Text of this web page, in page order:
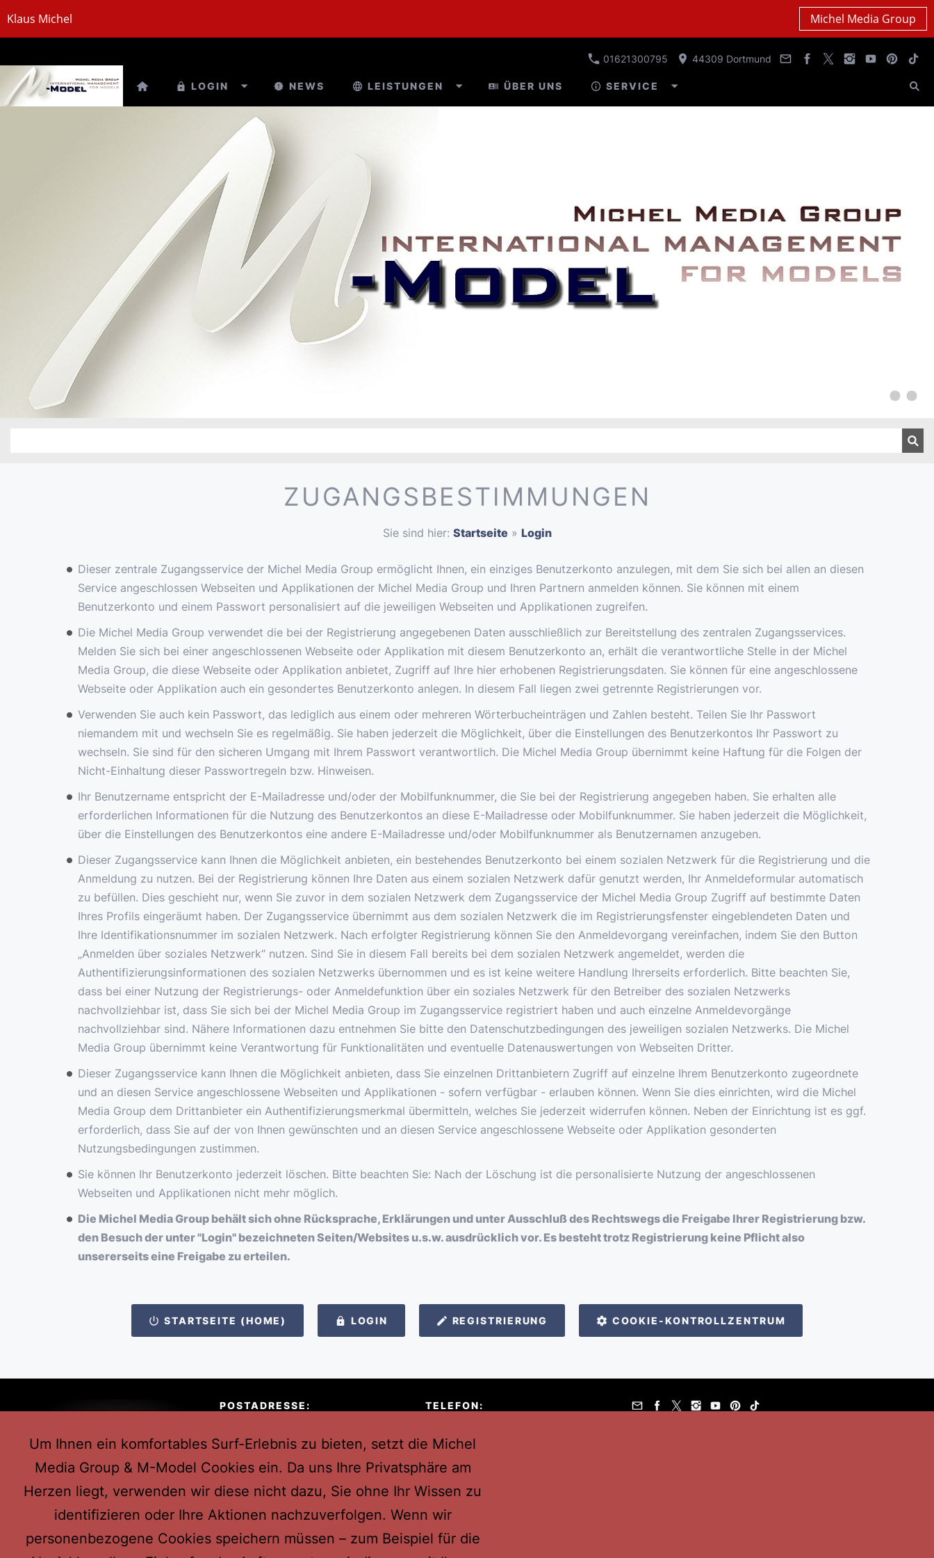
Klaus Michel Michel Media Group
01621300795 44309 Dortmund
LOGIN NEWS LEISTUNGEN ÜBER UNS SERVICE
ZUGANGSBESTIMMUNGEN
Sie sind hier: Startseite » Login
Dieser zentrale Zugangsservice der Michel Media Group ermöglicht Ihnen, ein einziges Benutzerkonto anzulegen, mit dem Sie sich bei allen an diesen
Service angeschlossen Webseiten und Applikationen der Michel Media Group und Ihren Partnern anmelden können. Sie können mit einem
Benutzerkonto und einem Passwort personalisiert auf die jeweiligen Webseiten und Applikationen zugreifen.
Die Michel Media Group verwendet die bei der Registrierung angegebenen Daten ausschließlich zur Bereitstellung des zentralen Zugangsservices.
Melden Sie sich bei einer angeschlossenen Webseite oder Applikation mit diesem Benutzerkonto an, erhält die verantwortliche Stelle in der Michel
Media Group, die diese Webseite oder Applikation anbietet, Zugriff auf Ihre hier erhobenen Registrierungsdaten. Sie können für eine angeschlossene
Webseite oder Applikation auch ein gesondertes Benutzerkonto anlegen. In diesem Fall liegen zwei getrennte Registrierungen vor.
Verwenden Sie auch kein Passwort, das lediglich aus einem oder mehreren Wörterbucheinträgen und Zahlen besteht. Teilen Sie Ihr Passwort
niemandem mit und wechseln Sie es regelmäßig. Sie haben jederzeit die Möglichkeit, über die Einstellungen des Benutzerkontos Ihr Passwort zu
wechseln. Sie sind für den sicheren Umgang mit Ihrem Passwort verantwortlich. Die Michel Media Group übernimmt keine Haftung für die Folgen der
Nicht-Einhaltung dieser Passwortregeln bzw. Hinweisen.
Ihr Benutzername entspricht der E-Mailadresse und/oder der Mobilfunknummer, die Sie bei der Registrierung angegeben haben. Sie erhalten alle
erforderlichen Informationen für die Nutzung des Benutzerkontos an diese E-Mailadresse oder Mobilfunknummer. Sie haben jederzeit die Möglichkeit,
über die Einstellungen des Benutzerkontos eine andere E-Mailadresse und/oder Mobilfunknummer als Benutzernamen anzugeben.
Dieser Zugangsservice kann Ihnen die Möglichkeit anbieten, ein bestehendes Benutzerkonto bei einem sozialen Netzwerk für die Registrierung und die
Anmeldung zu nutzen. Bei der Registrierung können Ihre Daten aus einem sozialen Netzwerk dafür genutzt werden, Ihr Anmeldeformular automatisch
zu befüllen. Dies geschieht nur, wenn Sie zuvor in dem sozialen Netzwerk dem Zugangsservice der Michel Media Group Zugriff auf bestimmte Daten
Ihres Profils eingeräumt haben. Der Zugangsservice übernimmt aus dem sozialen Netzwerk die im Registrierungsfenster eingeblendeten Daten und
Ihre Identifikationsnummer im sozialen Netzwerk. Nach erfolgter Registrierung können Sie den Anmeldevorgang vereinfachen, indem Sie den Button
„Anmelden über soziales Netzwerk“ nutzen. Sind Sie in diesem Fall bereits bei dem sozialen Netzwerk angemeldet, werden die
Authentifizierungsinformationen des sozialen Netzwerks übernommen und es ist keine weitere Handlung Ihrerseits erforderlich. Bitte beachten Sie,
dass bei einer Nutzung der Registrierungs- oder Anmeldefunktion über ein soziales Netzwerk für den Betreiber des sozialen Netzwerks
nachvollziehbar ist, dass Sie sich bei der Michel Media Group im Zugangsservice registriert haben und auch einzelne Anmeldevorgänge
nachvollziehbar sind. Nähere Informationen dazu entnehmen Sie bitte den Datenschutzbedingungen des jeweiligen sozialen Netzwerks. Die Michel
Media Group übernimmt keine Verantwortung für Funktionalitäten und eventuelle Datenauswertungen von Webseiten Dritter.
Dieser Zugangsservice kann Ihnen die Möglichkeit anbieten, dass Sie einzelnen Drittanbietern Zugriff auf einzelne Ihrem Benutzerkonto zugeordnete
und an diesen Service angeschlossene Webseiten und Applikationen - sofern verfügbar - erlauben können. Wenn Sie dies einrichten, wird die Michel
Media Group dem Drittanbieter ein Authentifizierungsmerkmal übermitteln, welches Sie jederzeit widerrufen können. Neben der Einrichtung ist es ggf.
erforderlich, dass Sie auf der von Ihnen gewünschten und an diesen Service angeschlossene Webseite oder Applikation gesonderten
Nutzungsbedingungen zustimmen.
Sie können Ihr Benutzerkonto jederzeit löschen. Bitte beachten Sie: Nach der Löschung ist die personalisierte Nutzung der angeschlossenen
Webseiten und Applikationen nicht mehr möglich.
Die Michel Media Group behält sich ohne Rücksprache, Erklärungen und unter Ausschluß des Rechtswegs die Freigabe Ihrer Registrierung bzw.
den Besuch der unter "Login" bezeichneten Seiten/Websites u.s.w. ausdrücklich vor. Es besteht trotz Registrierung keine Pflicht also
unsererseits eine Freigabe zu erteilen.
STARTSEITE (HOME) LOGIN REGISTRIERUNG COOKIE-KONTROLLZENTRUM
POSTADRESSE:
Michel Media Group
Klaus Michel
Max-Michallek-Str. 1
44309 Dortmund
TELEFON:
+49 (0) 162 - 1300795
© 2026Michel Media Group
Um Ihnen ein komfortables Surf-Erlebnis zu bieten, setzt die Michel
Media Group & M-Model Cookies ein. Da uns Ihre Privatsphäre am
Herzen liegt, verwenden wir diese nicht dazu, Sie ohne Ihr Wissen zu
identifizieren oder Ihre Aktionen nachzuverfolgen. Wenn wir
personenbezogene Cookies speichern müssen – zum Beispiel für die